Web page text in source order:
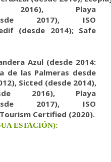
2016), Playa
2017), ISO
(desde 2014); Safe
Azul (desde 2014:
de las Palmeras desde
2), Sicted (desde 2014),
2016), Playa
2017), ISO
Certified (2020).
ESTACIÓN):